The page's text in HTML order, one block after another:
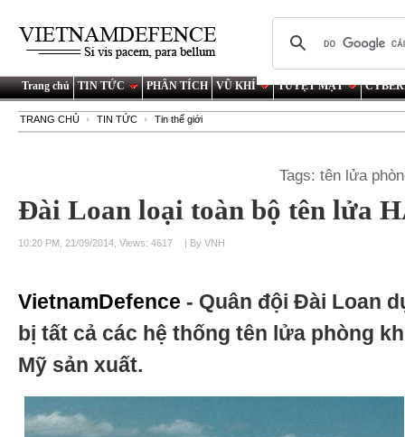
Trang chủ TIN TỨC PHÂN TÍCH VŨ KHÍ TUYỆT MẬT
TRANG CHỦ TIN TỨC Tin thế giới
Tags:tên lửa
Đài Loan loại toàn bộ tên lửa
10:20 PM, 21/09/2014, Views: 4617 | By VNH
VietnamDefence - Quân đội Đài Loan
bị tất cả các hệ thống tên lửa phòng
Mỹ sản xuất.